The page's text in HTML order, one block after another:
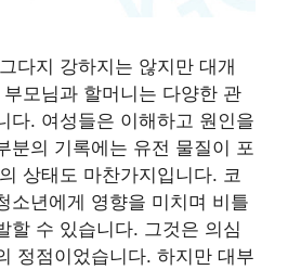
다지 강하지는 않지만 대개
모님과 할머니는 다양한 관
다. 여성들은 이해하고 원인을
분의 기록에는 유전 물질이 포
상태도 마찬가지입니다. 코
소년에게 영향을 미치며 비틀
할 수 있습니다. 그것은 의심
정점이었습니다. 하지만 대부